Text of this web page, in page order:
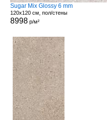
Sugar Mix Glossy 6 mm
120x120 см, пол/стены
8998р/м²